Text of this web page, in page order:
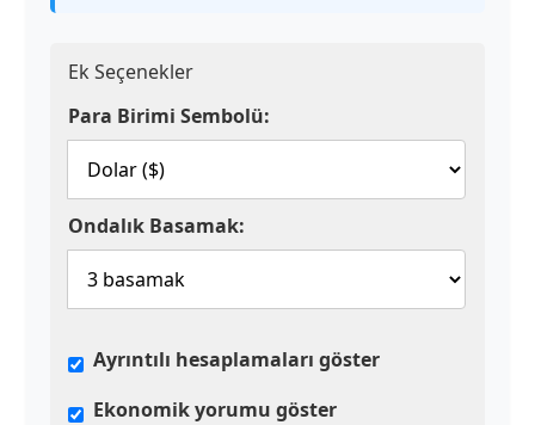
Ek Seçenekler
Para Birimi Sembolü:
Ondalık Basamak:
Ayrıntılı hesaplamaları göster
Ekonomik yorumu göster